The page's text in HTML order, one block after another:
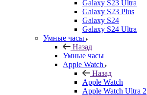
Galaxy S23 Ultra
Galaxy S23 Plus
Galaxy S24
Galaxy S24 Ultra
Умные часы
Назад
Умные часы
Apple Watch
Назад
Apple Watch
Apple Watch Ultra 2